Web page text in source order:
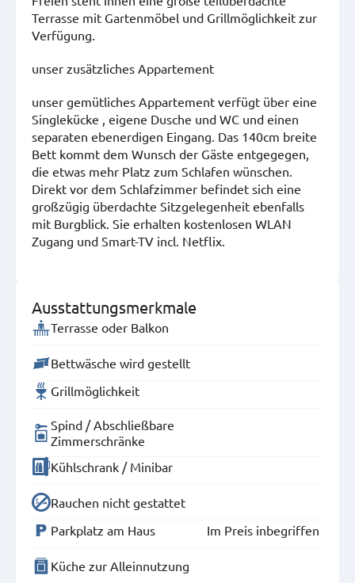
Terrasse mit Gartenmöbel und Grillmöglichkeit zur
Verfügung.
unser zusätzliches Appartement
unser gemütliches Appartement verfügt über eine
Singlekücke , eigene Dusche und WC und einen
separaten ebenerdigen Eingang. Das 140cm breite
Bett kommt dem Wunsch der Gäste entgegegen,
die etwas mehr Platz zum Schlafen wünschen.
Direkt vor dem Schlafzimmer befindet sich eine
großzügig überdachte Sitzgelegenheit ebenfalls
mit Burgblick. Sie erhalten kostenlosen WLAN
Zugang und Smart-TV incl. Netflix.
Ausstattungsmerkmale
Terrasse oder Balkon
Bettwäsche wird gestellt
Grillmöglichkeit
Spind / Abschließbare
Zimmerschränke
Kühlschrank / Minibar
Rauchen nicht gestattet
Parkplatz am Haus
Im Preis inbegriffen
Küche zur Alleinnutzung